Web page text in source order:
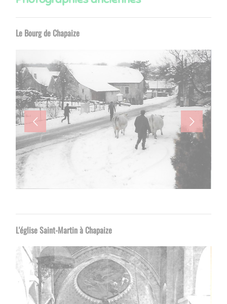
Le Bourg de Chapaize
L'église Saint-Martin à Chapaize